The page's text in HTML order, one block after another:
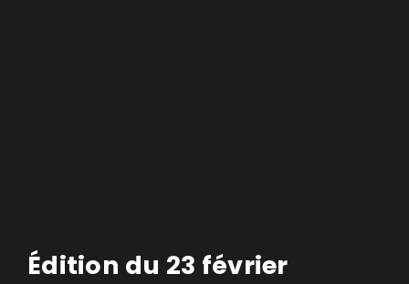
Édition du 23 février